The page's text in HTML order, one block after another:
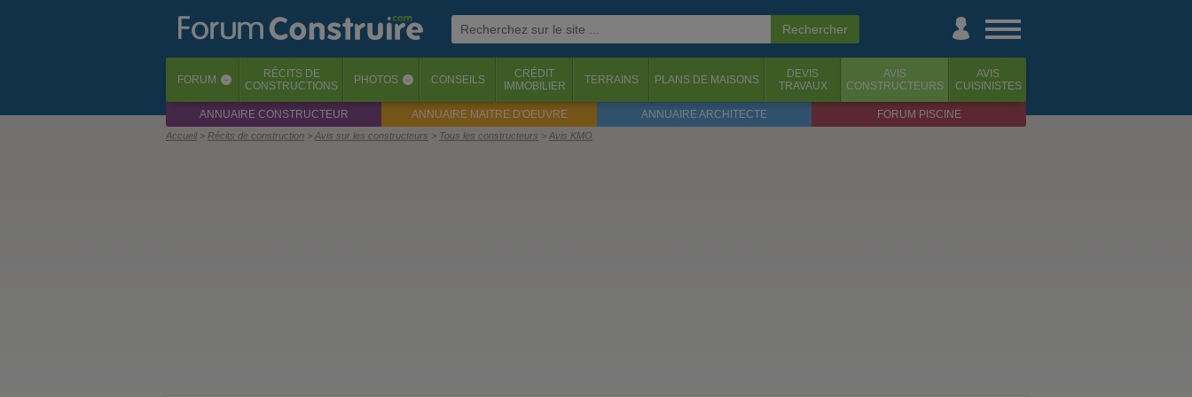
FORUM ‹ RÉCITS DE
CONSTRUCTIONS
PHOTOS ‹ CONSEILS
CRÉDIT
IMMOBILIER
TERRAINS PLANS DE MAISONS
DEVIS
TRAVAUX
AVIS
CONSTRUCTEURS
AVIS
CUISINISTES
ANNUAIRE CONSTRUCTEUR ANNUAIRE MAITRE D'OEUVRE ANNUAIRE ARCHITECTE FORUM PISCINE
Accueil Récits de construction Avis sur les constructeurs Tous les constructeurs Avis KMO